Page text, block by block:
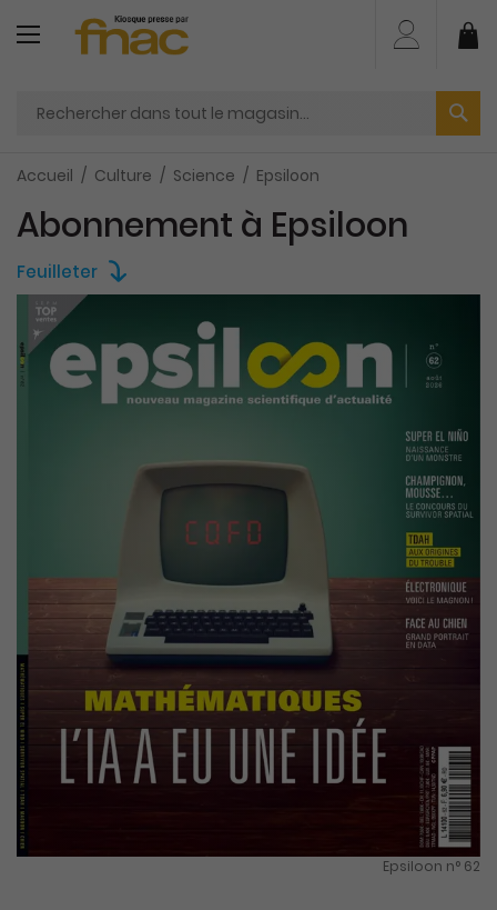
contenu
Accueil Culture Science Epsiloon
Feuilleter
Epsiloon n° 62
Abonnement à Epsiloon